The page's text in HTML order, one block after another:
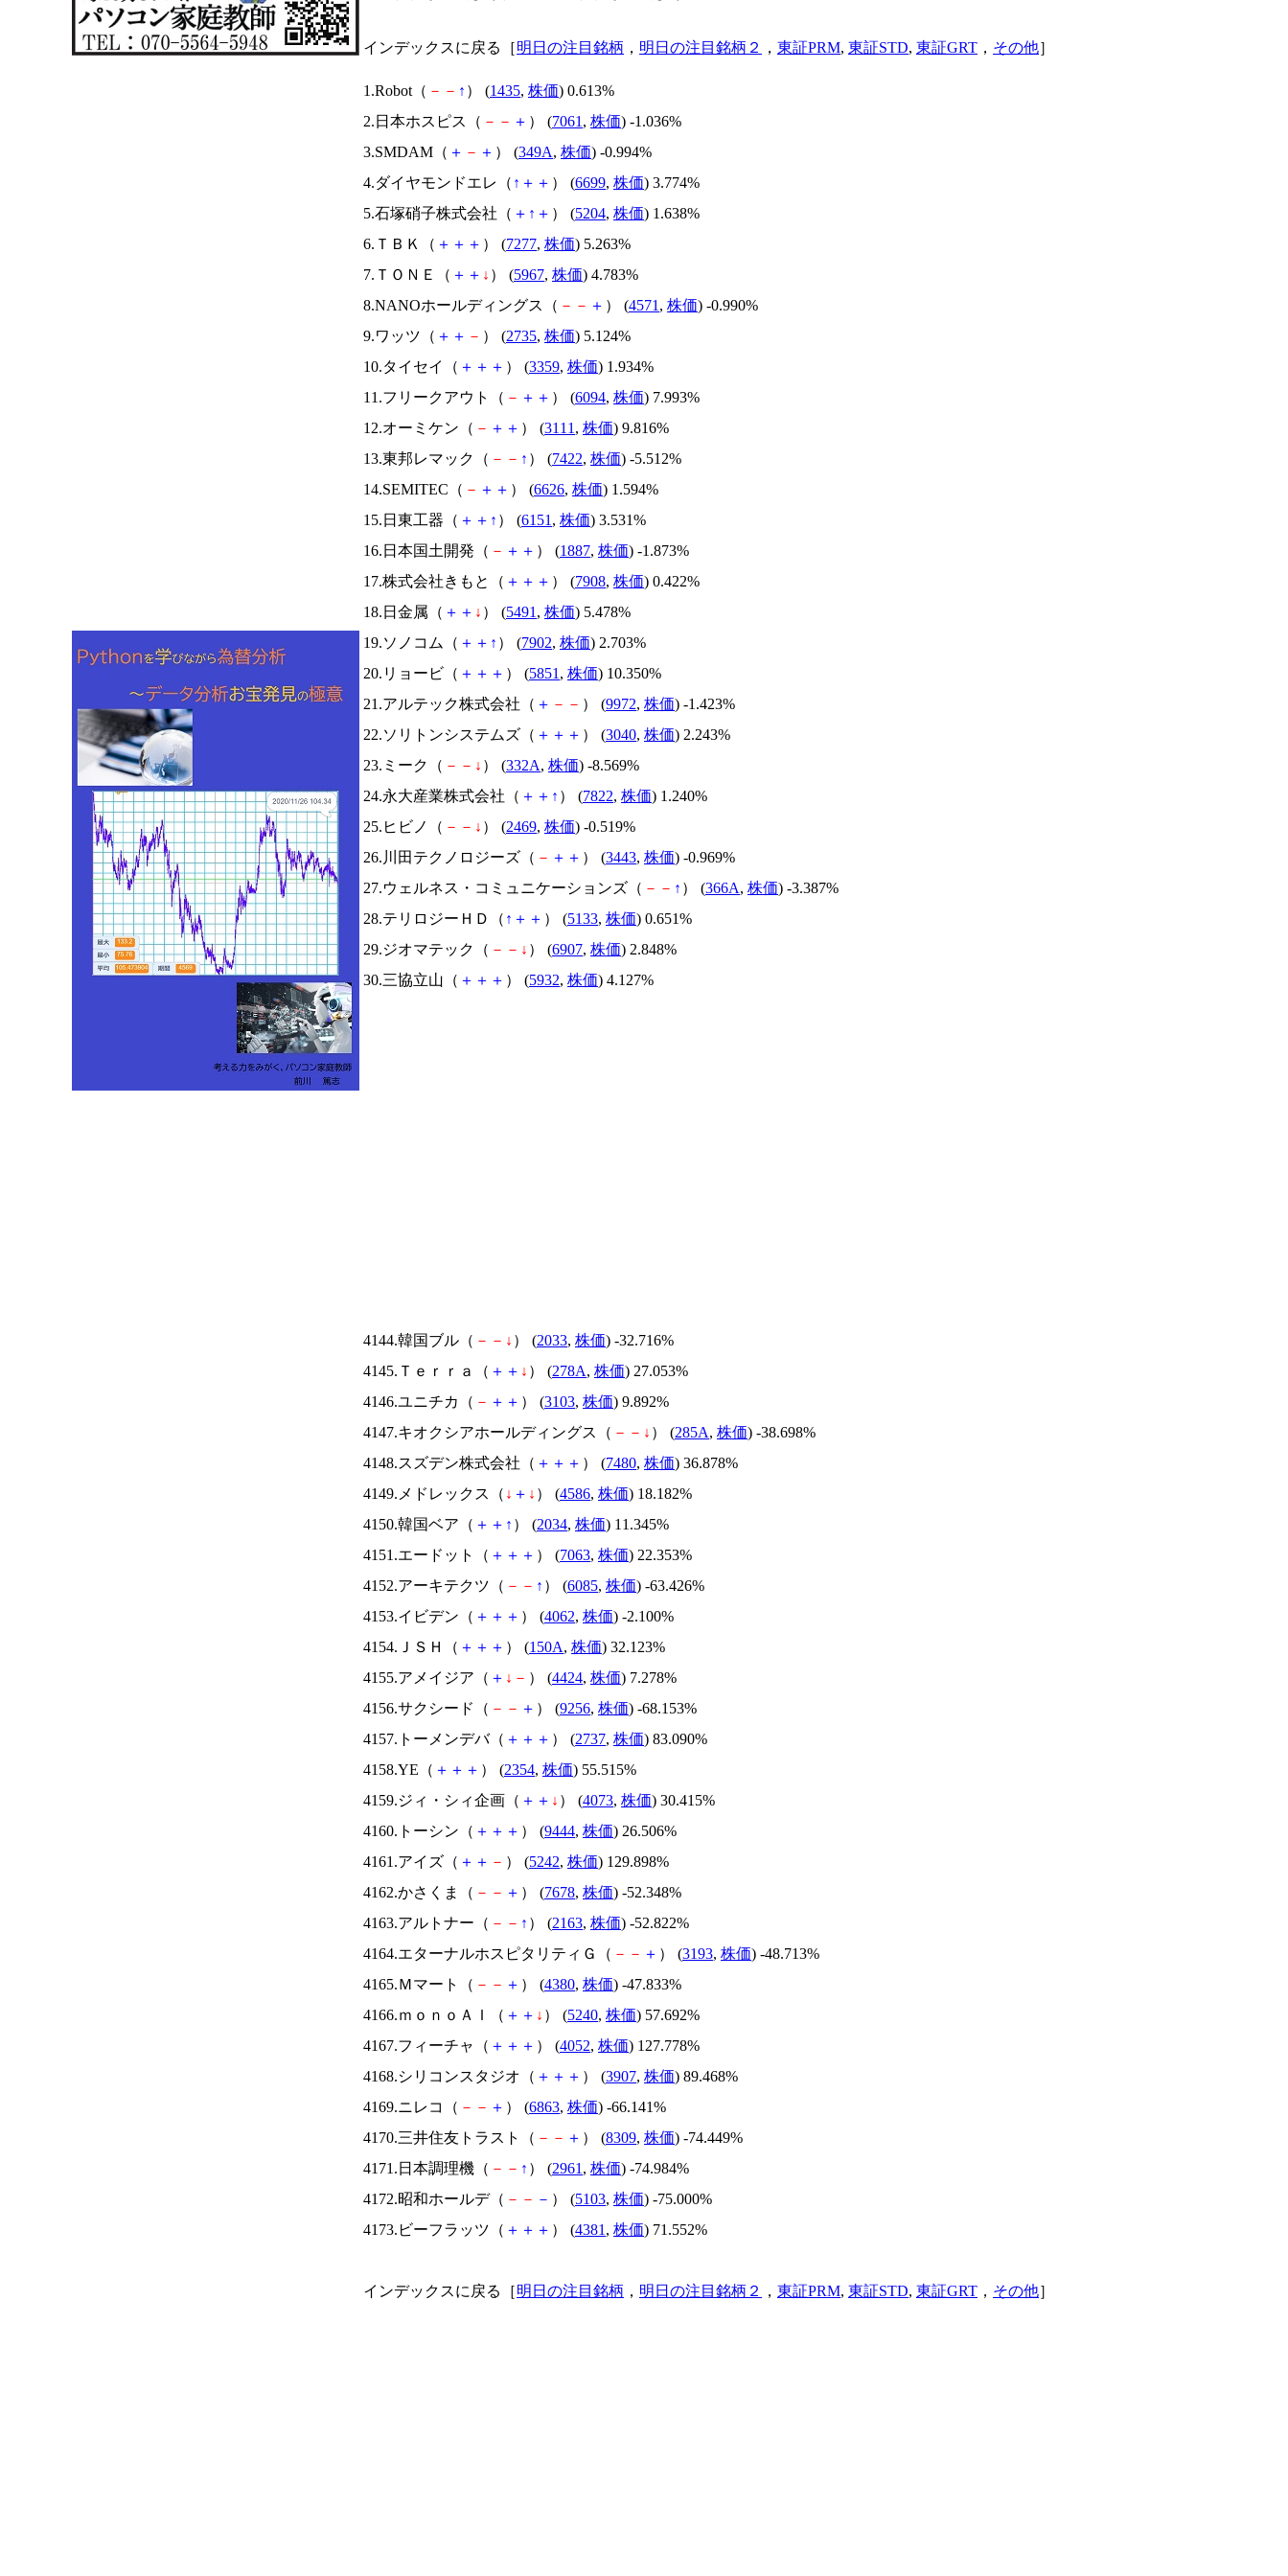
インデックスに戻る［明日の注目銘柄 ， 明日の注目銘柄２ ， 東証PRM, 東証STD, 東証GRT ， その他］
1.Robot（ － － ↑ ） (1435, 株価) 0.613%
2.日本ホスピス（ － － ＋ ） (7061 , 株価) -1.036%
3.SMDAM（ ＋ － ＋ ） (349A, 株価) -0.994%
4.ダイヤモンドエレ（ ↑ ＋ ＋ ） (6699, 株価) 3.774%
5.石塚硝子株式会社（ ＋ ↑ ＋ ） (5204, 株価) 1.638%
6.ＴＢＫ（ ＋ ＋ ＋ ） (7277, 株価) 5.263%
7.ＴＯＮＥ（ ＋ ＋ ↓ ） (5967, 株価) 4.783%
8.NANOホールディングス（ － － ＋ ） (4571 , 株価) -0.990%
9.ワッツ（ ＋ ＋ － ） (2735, 株価) 5.124%
10.タイセイ（ ＋ ＋ ＋ ） (3359, 株価) 1.934%
11.フリークアウト（ － ＋ ＋ ） (6094, 株価) 7.993%
12.オーミケン（ － ＋ ＋ ） (3111 , 株価) 9.816%
13.東邦レマック（ － － ↑ ） (7422, 株価) -5.512%
14.SEMITEC（ － ＋ ＋ ） (6626, 株価) 1.594%
15.日東工器（ ＋ ＋ ↑ ） (6151 , 株価) 3.531%
16.日本国土開発（ － ＋ ＋ ） (1887, 株価) -1.873%
17.株式会社きもと（ ＋ ＋ ＋ ） (7908, 株価) 0.422%
18.日金属（ ＋ ＋ ↓ ） (5491 , 株価) 5.478%
19.ソノコム（ ＋ ＋ ↑ ） (7902, 株価) 2.703%
20.リョービ（ ＋ ＋ ＋ ） (5851 , 株価) 10.350%
21.アルテック株式会社（ ＋ － － ） (9972, 株価) -1.423%
22.ソリトンシステムズ（ ＋ ＋ ＋ ） (3040, 株価) 2.243%
23.ミーク（ － － ↓ ） (332A, 株価) -8.569%
24.永大産業株式会社（ ＋ ＋ ↑ ） (7822, 株価) 1.240%
25.ヒビノ（ － － ↓ ） (2469, 株価) -0.519%
26.川田テクノロジーズ（ － ＋ ＋ ） (3443, 株価) -0.969%
27.ウェルネス・コミュニケーションズ（ － － ↑ ） (366A, 株価) -3.387%
28.テリロジーＨＤ（ ↑ ＋ ＋ ） (5133, 株価) 0.651%
29.ジオマテック（ － － ↓ ） (6907, 株価) 2.848%
30.三協立山（ ＋ ＋ ＋ ） (5932, 株価) 4.127%
4144.韓国ブル（ － － ↓ ） (2033, 株価) -32.716%
4145.Ｔｅｒｒａ（ ＋ ＋ ↓ ） (278A, 株価) 27.053%
4146.ユニチカ（ － ＋ ＋ ） (3103, 株価) 9.892%
4147.キオクシアホールディングス（ － － ↓ ） (285A, 株価) -38.698%
4148.スズデン株式会社（ ＋ ＋ ＋ ） (7480, 株価) 36.878%
4149.メドレックス（ ↓ ＋ ↓ ） (4586, 株価) 18.182%
4150.韓国ベア（ ＋ ＋ ↑ ） (2034, 株価) 11.345%
4151.エードット（ ＋ ＋ ＋ ） (7063, 株価) 22.353%
4152.アーキテクツ（ － － ↑ ） (6085, 株価) -63.426%
4153.イビデン（ ＋ ＋ ＋ ） (4062, 株価) -2.100%
4154.ＪＳＨ（ ＋ ＋ ＋ ） (150A, 株価) 32.123%
4155.アメイジア（ ＋ ↓ － ） (4424, 株価) 7.278%
4156.サクシード（ － － ＋ ） (9256, 株価) -68.153%
4157.トーメンデバ（ ＋ ＋ ＋ ） (2737, 株価) 83.090%
4158.YE（ ＋ ＋ ＋ ） (2354, 株価) 55.515%
4159.ジィ・シィ企画（ ＋ ＋ ↓ ） (4073, 株価) 30.415%
4160.トーシン（ ＋ ＋ ＋ ） (9444, 株価) 26.506%
4161.アイズ（ ＋ ＋ － ） (5242, 株価) 129.898%
4162.かさくま（ － － ＋ ） (7678, 株価) -52.348%
4163.アルトナー（ － － ↑ ） (2163, 株価) -52.822%
4164.エターナルホスピタリティＧ（ － － ＋ ） (3193, 株価) -48.713%
4165.Ｍマート（ － － ＋ ） (4380, 株価) -47.833%
4166.ｍｏｎｏＡＩ（ ＋ ＋ ↓ ） (5240, 株価) 57.692%
4167.フィーチャ（ ＋ ＋ ＋ ） (4052, 株価) 127.778%
4168.シリコンスタジオ（ ＋ ＋ ＋ ） (3907, 株価) 89.468%
4169.ニレコ（ － － ＋ ） (6863, 株価) -66.141%
4170.三井住友トラスト（ － － ＋ ） (8309, 株価) -74.449%
4171.日本調理機（ － － ↑ ） (2961 , 株価) -74.984%
4172.昭和ホールデ（ － － － ） (5103, 株価) -75.000%
4173.ビーフラッツ（ ＋ ＋ ＋ ） (4381 , 株価) 71.552%
インデックスに戻る［明日の注目銘柄 ， 明日の注目銘柄２ ， 東証PRM, 東証STD, 東証GRT ， その他］